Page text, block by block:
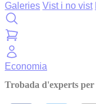
Galeries Vist i no vist
Economia
Trobada d'experts